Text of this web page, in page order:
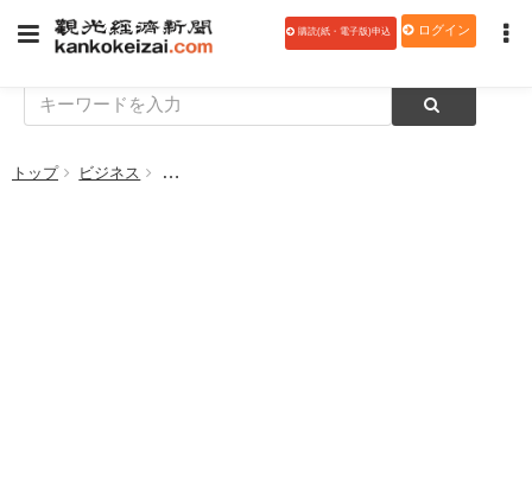
購読(紙・電子版)申込 ログイン
トップ ビジネス 地域の夜間経済に新たな価値を！日本のスナック